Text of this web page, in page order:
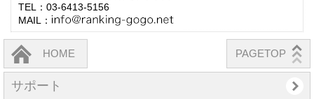
TEL：03-6413-5156
MAIL：
HOME PAGETOP
サポート